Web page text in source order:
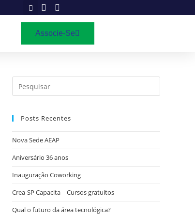
Associe-Se
Posts Recentes
Nova Sede AEAP
Aniversário 36 anos
Inauguração Coworking
Crea-SP Capacita – Cursos gratuitos
Qual o futuro da área tecnológica?